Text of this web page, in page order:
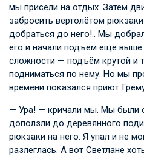
мы присели на отдых. Затем
забросить вертолётом
добраться до него!.. Мы
его и начали подъём ещё выше.
сложности — подъём крутой и
подниматься по нему. Но мы
времени показался приют
— Ура! — кричали мы. Мы были
доползли до деревянного
рюкзаки на него. Я упал и не
разлеглась. А вот Светлане